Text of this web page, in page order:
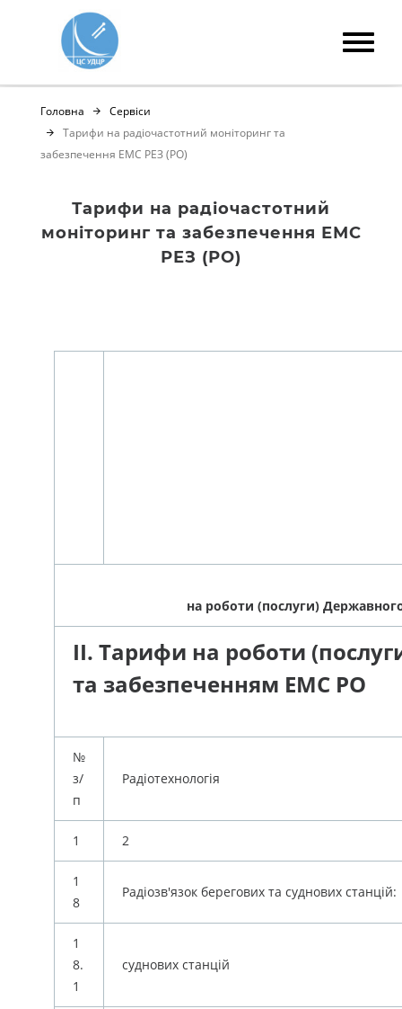
Головна
Сервіси
Тарифи на радіочастотний моніторинг та
забезпечення ЕМС РЕЗ (РО)
Тарифи на радіочастотний
моніторинг та забезпечення ЕМС
РЕЗ (РО)
на роботи (послуги)
II. Тарифи на роботи
та забезпеченням ЕМС РО
№
з/
п
Радіотехнологія
1 2
1
8
Радіозв'язок берегових та суднових станцій:
1
8.
1
суднових станцій